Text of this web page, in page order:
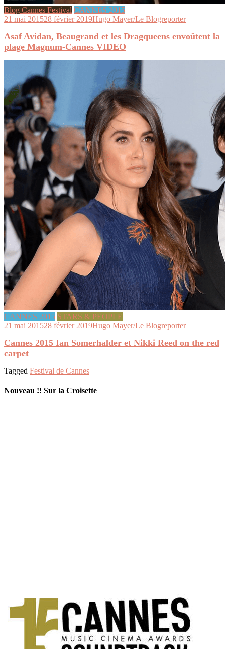
Blog Cannes Festival CANNES 2015
21 mai 201528 février 2019Hugo Mayer/Le Blogreporter
Asaf Avidan, Beaugrand et les Dragqueens envoûtent la
plage Magnum-Cannes VIDEO
CANNES 2015 STARS & PEOPLE
21 mai 201528 février 2019Hugo Mayer/Le Blogreporter
Cannes 2015 Ian Somerhalder et Nikki Reed on the red
carpet
Tagged Festival de Cannes
Nouveau !! Sur la Croisette